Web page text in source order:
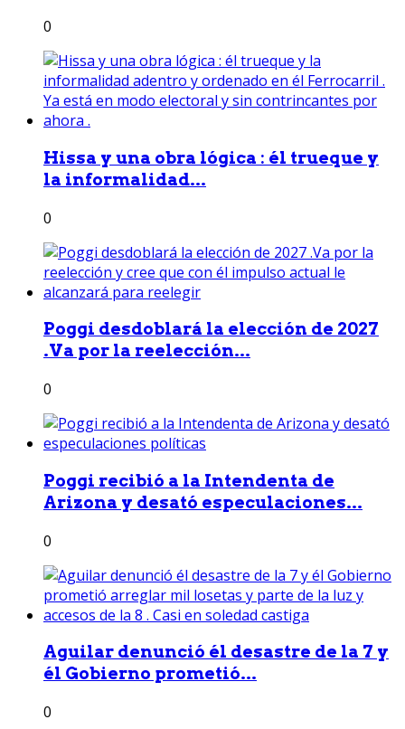
0
Hissa y una obra lógica : él trueque y
la informalidad...
0
Poggi desdoblará la elección de 2027
.Va por la reelección...
0
Poggi recibió a la Intendenta de
Arizona y desató especulaciones...
0
Aguilar denunció él desastre de la 7 y
él Gobierno prometió...
0